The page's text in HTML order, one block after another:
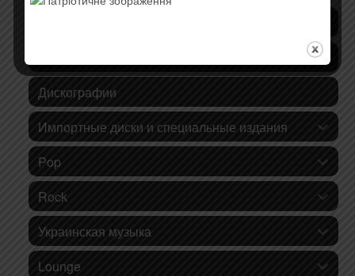
Дискографии
Импортные диски и специальные издания
Pop
Rock
Украинская музыка
Lounge